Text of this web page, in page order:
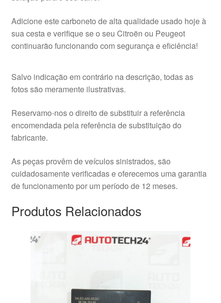
Adicione este carboneto de alta qualidade usado hoje à
sua cesta e verifique se o seu Citroën ou Peugeot
continuarão funcionando com segurança e eficiência!
Salvo indicação em contrário na descrição, todas as
fotos são meramente ilustrativas.
Reservamo-nos o direito de substituir a referência
encomendada pela referência de substituição do
fabricante.
As peças provêm de veículos sinistrados, são
cuidadosamente verificadas e oferecemos uma garantia
de funcionamento por um período de 12 meses.
Produtos Relacionados